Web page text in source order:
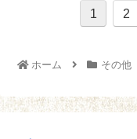
1 2
ホーム その他